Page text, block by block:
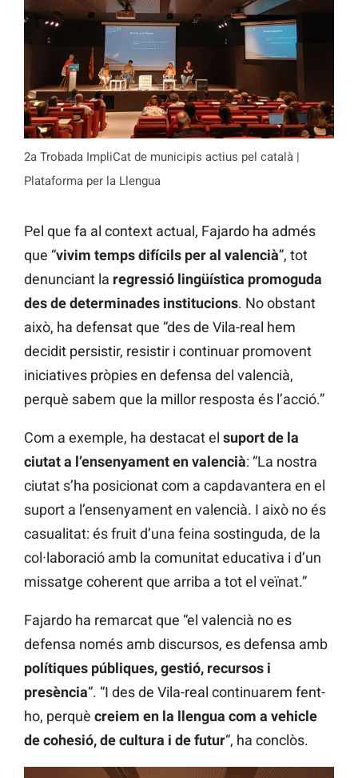
2a Trobada ImpliCat de municipis actius pel català |
Plataforma per la Llengua
Pel que fa al context actual, Fajardo ha admés
que “vivim temps difícils per al valencià”, tot
denunciant la regressió lingüística promoguda
des de determinades institucions. No obstant
això, ha defensat que “des de Vila-real hem
decidit persistir, resistir i continuar promovent
iniciatives pròpies en defensa del valencià,
perquè sabem que la millor resposta és l’acció.”
Com a exemple, ha destacat el suport de la
ciutat a l’ensenyament en valencià: “La nostra
ciutat s’ha posicionat com a capdavantera en el
suport a l’ensenyament en valencià. I això no és
casualitat: és fruit d’una feina sostinguda, de la
col·laboració amb la comunitat educativa i d’un
missatge coherent que arriba a tot el veïnat.”
Fajardo ha remarcat que “el valencià no es
defensa només amb discursos, es defensa amb
polítiques públiques, gestió, recursos i
presència“. “I des de Vila-real continuarem fent-
ho, perquè creiem en la llengua com a vehicle
de cohesió, de cultura i de futur“, ha conclòs.